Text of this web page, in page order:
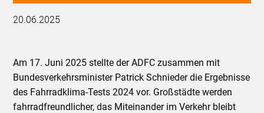
20.06.2025
Am 17. Juni 2025 stellte der ADFC zusammen mit
Bundesverkehrsminister Patrick Schnieder die Ergebnisse
des Fahrradklima-Tests 2024 vor. Großstädte werden
fahrradfreundlicher, das Miteinander im Verkehr bleibt